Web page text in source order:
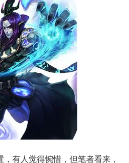
有人觉得惋惜，但笔者看来，